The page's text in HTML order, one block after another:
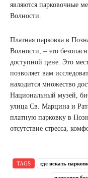
являются парковочные
Волности.
Платная парковка в
Волности, – это
доступной цене. Это
позволяет вам
находится множество
Национальный музей,
улица Св. Марцина и
платную парковку в
отсутствие стресса,
TAGS где искать